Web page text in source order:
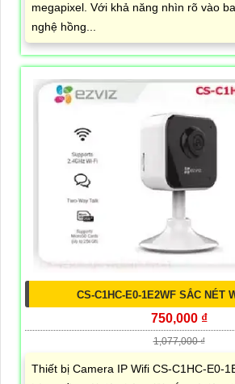
megapixel. Với khả năng nhìn rõ vào
nghệ hồng...
CS-C1HC-E0-1E2WF SẮC NÉT
750,000 ₫
1,077,000 ₫
Thiết bị Camera IP Wifi CS-C1HC-E0-